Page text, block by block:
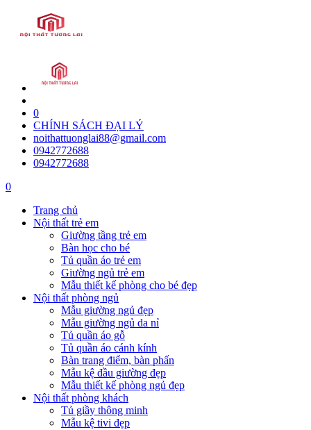
0
CHÍNH SÁCH ĐẠI LÝ
noithattuonglai88@gmail.com
0942772688
0942772688
0
Trang chủ
Nội thất trẻ em
Giường tầng trẻ em
Bàn học cho bé
Tủ quần áo trẻ em
Giường ngủ trẻ em
Mẫu thiết kế phòng cho bé đẹp
Nội thất phòng ngủ
Mẫu giường ngủ đẹp
Mẫu giường ngủ da nỉ
Tủ quần áo gỗ
Tủ quần áo cánh kính
Bàn trang điểm, bàn phấn
Mẫu kệ đầu giường đẹp
Mẫu thiết kế phòng ngủ đẹp
Nội thất phòng khách
Tủ giầy thông minh
Mẫu kệ tivi đẹp